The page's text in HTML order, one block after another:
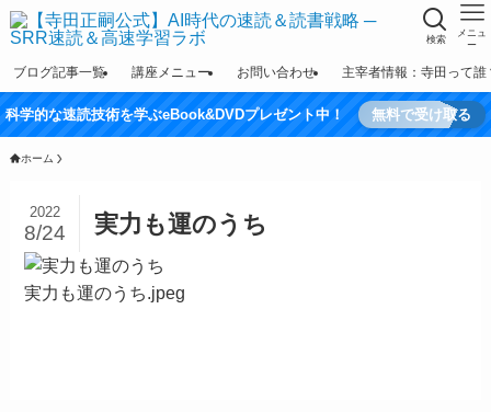
検索
メニュ
ー
ブログ記事一覧 講座メニュー お問い合わせ 主宰者情報：寺田って誰
科学的な速読技術を学ぶeBook&DVDプレゼント中！ 無料で受け取る
ホーム
実力も運のうち
2022
8/24
実力も運のうち.jpeg